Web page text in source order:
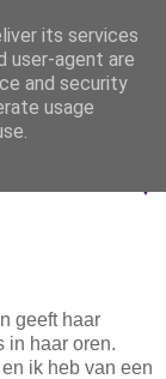
▼
geeft haar
in haar oren.
ik heb van een
its services
user-agent are
and security
usage